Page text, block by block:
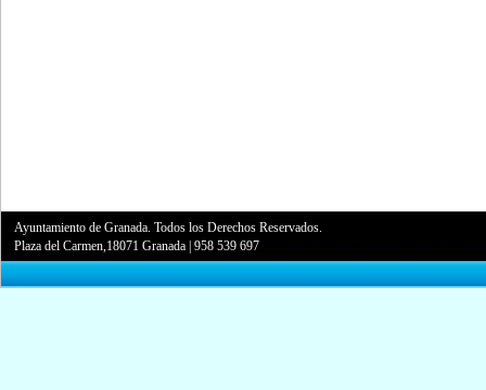
Ayuntamiento de Granada. Todos los Derechos Reservados.
Plaza del Carmen,18071 Granada |958 539 697